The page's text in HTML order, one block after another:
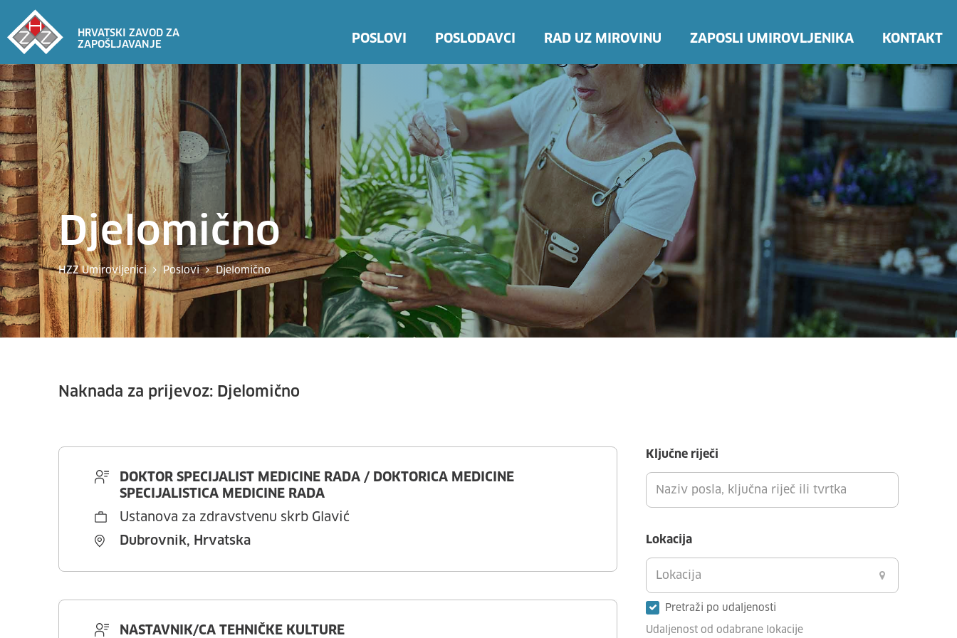
HRVATSKI ZAVOD ZA
ZAPOŠLJAVANJE
POSLOVI POSLODAVCI RAD UZ MIROVINU ZAPOSLI UMIROVLJENIKA KONTAKT
Djelomično
HZZ Umirovljenici Poslovi Djelomično
Naknada za prijevoz: Djelomično
Ključne riječi
Lokacija
Pretraži po udaljenosti
Udaljenost od odabrane lokacije
DOKTOR SPECIJALIST MEDICINE RADA / DOKTORICA MEDICINE
SPECIJALISTICA MEDICINE RADA
Ustanova za zdravstvenu skrb Glavić
Dubrovnik, Hrvatska
NASTAVNIK/CA TEHNIČKE KULTURE